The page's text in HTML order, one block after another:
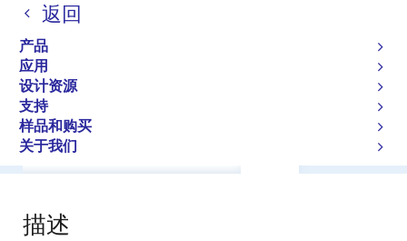
返回
产品
应用
设计资源
支持
样品和购买
关于我们
屑
Diodes for Constant Voltage
概述
描述